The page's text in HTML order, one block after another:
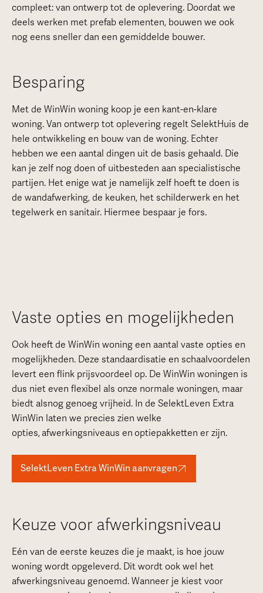
compleet: van ontwerp tot de oplevering. Doordat we
deels werken met prefab elementen, bouwen we ook
nog eens sneller dan een gemiddelde bouwer.
Besparing
Met de WinWin woning koop je een kant-en-klare
woning. Van ontwerp tot oplevering regelt SelektHuis de
hele ontwikkeling en bouw van de woning. Echter
hebben we een aantal dingen uit de basis gehaald. Die
kan je zelf nog doen of uitbesteden aan specialistische
partijen. Het enige wat je namelijk zelf hoeft te doen is
de wandafwerking, de keuken, het schilderwerk en het
tegelwerk en sanitair. Hiermee bespaar je fors.
Vaste opties en mogelijkheden
Ook heeft de WinWin woning een aantal vaste opties en
mogelijkheden. Deze standaardisatie en schaalvoordelen
levert een flink prijsvoordeel op. De WinWin woningen is
dus niet even flexibel als onze normale woningen, maar
biedt alsnog genoeg vrijheid. In de SelektLeven Extra
WinWin laten we precies zien welke
opties, afwerkingsniveaus en optiepakketten er zijn.
SelektLeven Extra WinWin aanvragen
Keuze voor afwerkingsniveau
Eén van de eerste keuzes die je maakt, is hoe jouw
woning wordt opgeleverd. Dit wordt ook wel het
afwerkingsniveau genoemd. Wanneer je kiest voor